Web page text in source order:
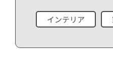
インテリア